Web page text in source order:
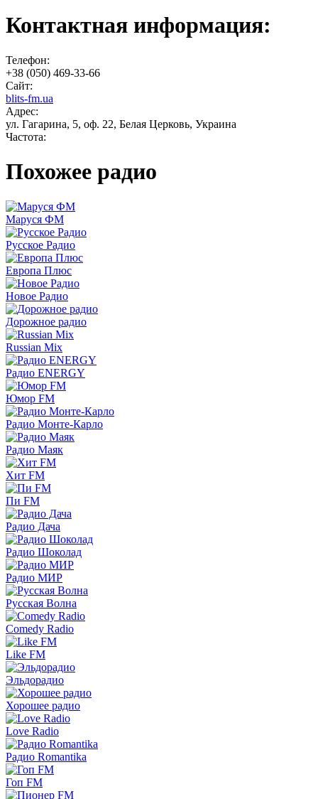
Контактная информация:
Телефон:
+38 (050) 469-33-66
Сайт:
blits-fm.ua
Адрес:
ул. Гагарина, 5, оф. 22, Белая Церковь, Украина
Частота:
Похожее радио
Маруся ФМ
Русское Радио
Европа Плюс
Новое Радио
Дорожное радио
Russian Mix
Радио ENERGY
Юмор FM
Радио Монте-Карло
Радио Маяк
Хит FM
Пи FM
Радио Дача
Радио Шоколад
Радио МИР
Русская Волна
Comedy Radio
Like FM
Эльдорадио
Хорошее радио
Love Radio
Радио Romantika
Гоп FM